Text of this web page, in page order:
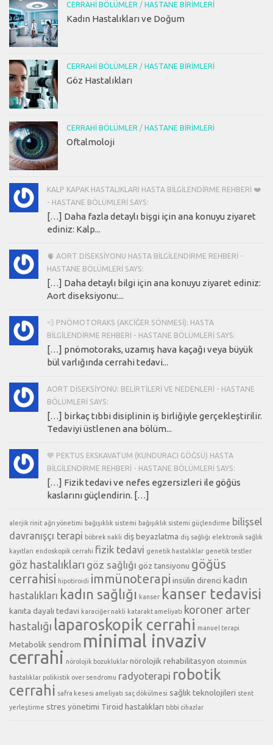
CERRAHI BÖLÜMLER / HASTANE BIRIMLERI
Kadın Hastalıkları ve Doğum
CERRAHI BÖLÜMLER / HASTANE BIRIMLERI
Göz Hastalıkları
CERRAHI BÖLÜMLER / HASTANE BIRIMLERI
Oftalmoloji
KALP KAPAK HASTALIKLARI HASTA BILGILENDIRME REHBERI ❤️
- HASTANE BÖLÜMLERI SAYS:
[…] Daha fazla detaylı bişgi için ana konuyu ziyaret
ediniz: Kalp...
🫀 AORT DISEKSIYONU HASTA BILGILENDIRME REHBERI -
HASTANE BÖLÜMLERI SAYS:
[…] Daha detaylı bilgi için ana konuyu ziyaret ediniz:
Aort diseksiyonu:...
💨 PNÖMOTORAKS (AKCIĞER SÖNMESI): HASTA
BILGILENDIRME REHBERI - HASTANE BÖLÜMLERI SAYS:
[…] pnömotoraks, uzamış hava kaçağı veya büyük
bül varlığında cerrahi tedavi...
AORT DISEKSIYONU: BELIRTILERI VE NEDENLERI - HASTANE
BÖLÜMLERI SAYS:
[…] birkaç tıbbi disiplinin iş birliğiyle gerçekleştirilir.
Tedaviyi üstlenen ana bölüm...
💙 PEKTUS EKSKAVATUM (KUNDURACI GÖĞSÜ) HASTA
BILGILENDIRME REHBERI - HASTANE BÖLÜMLERI SAYS:
[…] Fizik tedavi ve nefes egzersizleri ile göğüs
kaslarını güçlendirin. […]
alerjik rinit ağrı yönetimi bağışıklık sistemi bağışıklık sistemi güçlendirme bilişsel
davranışçı terapi böbrek nakli diş beyazlatma diş sağlığı elektronik sağlık
kayıtları endoskopik cerrahi fizik tedavi genetik hastalıklar genetik testler
göz hastalıkları göz sağlığı göz tansiyonu göğüs
cerrahisi hipotiroidi immünoterapi insülin direnci kadın
hastalıkları kadın sağlığı kanser kanser tedavisi
kanıta dayalı tedavi karaciğer nakli katarakt ameliyatı koroner arter
hastalığı laparoskopik cerrahi manuel terapi
Metabolik sendrom minimal invaziv
cerrahi nörolojik bozukluklar nörolojik rehabilitasyon otoimmün
hastalıklar polikistik over sendromu radyoterapi robotik
cerrahi safra kesesi ameliyatı saç dökülmesi sağlık teknolojileri stent
yerleştirme stres yönetimi Tiroid hastalıkları tıbbi cihazlar